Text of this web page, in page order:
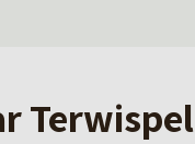
Terwispel